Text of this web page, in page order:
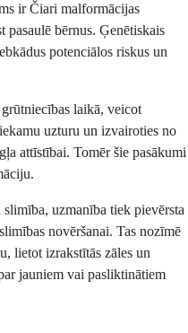
ir Čiari malformācijas
pasaulē bērnus. Ģenētiskais
potenciālos riskus un
laikā, veicot
uzturu un izvairoties no
attīstībai. Tomēr šie pasākumi
uzmanība tiek pievērsta
novēršanai. Tas nozīmē
lietot izrakstītās zāles un
jauniem vai pasliktinātiem